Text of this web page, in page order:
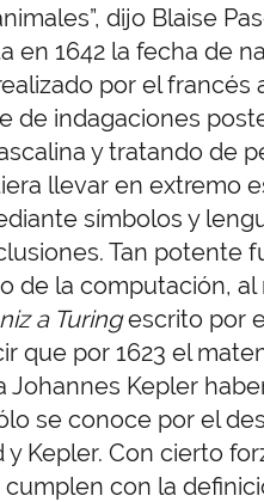
dijo Blaise
en 1642 la fecha de
por el francés
de indagaciones
y tratando de
llevar en extremo
símbolos y
Tan potente
de la computación,
a Turingescrito por
que por 1623 el
Kepler
se conoce por el
Kepler. Con cierto
con la